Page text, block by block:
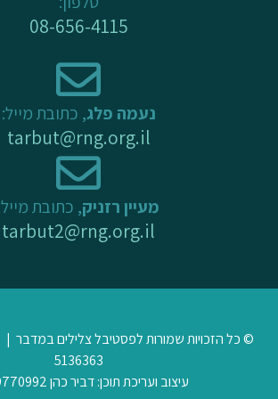
f
08-656-4115
נעמה פלג, כתובת מייל:
tarbut@rng.org.il
מעיין רזניק, כתובת
tarbut2@rng.org.il
5136363
עיצוב ועריכת תוכן: דביר כהן 050-9770992